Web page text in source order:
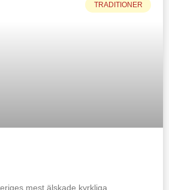
TRADITIONER
mest älskade kyrkliga